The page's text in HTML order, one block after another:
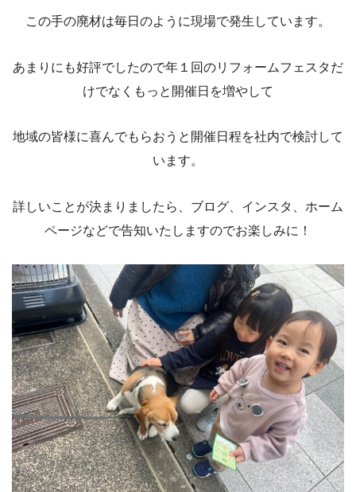
この手の廃材は毎日のように現場で発生しています。
あまりにも好評でしたので年１回のリフォームフェスタだ
けでなくもっと開催日を増やして
地域の皆様に喜んでもらおうと開催日程を社内で検討して
います。
詳しいことが決まりましたら、ブログ、インスタ、ホーム
ページなどで告知いたしますのでお楽しみに！